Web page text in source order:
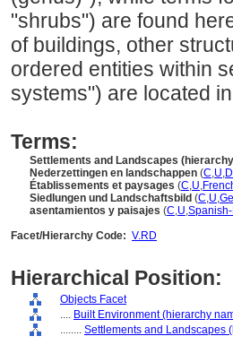
"shrubs") are found
of buildings, other
ordered entities within
systems") are located
Terms:
Settlements and Landscapes
Nederzettingen en landschappen (C,U,
Établissements et paysages (C,U,
Siedlungen und Landschaftsbild (C,U,
asentamientos y paisajes (C,U,Spanish-
Facet/Hierarchy Code: V.RD
Hierarchical Position:
Objects Facet
.... Built Environment (hierarchy
........ Settlements and Landscapes